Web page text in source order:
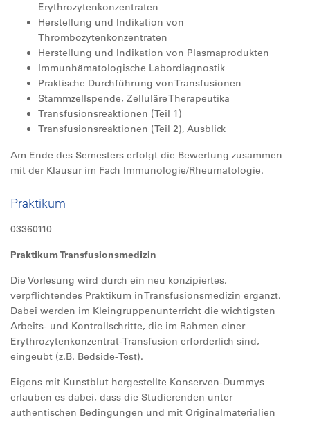
Erythrozytenkonzentraten
Herstellung und Indikation von
Thrombozytenkonzentraten
Herstellung und Indikation von Plasmaprodukten
Immunhämatologische Labordiagnostik
Praktische Durchführung von Transfusionen
Stammzellspende, Zelluläre Therapeutika
Transfusionsreaktionen (Teil 1)
Transfusionsreaktionen (Teil 2), Ausblick
Am Ende des Semesters erfolgt die Bewertung zusammen
mit der Klausur im Fach Immunologie/Rheumatologie.
Praktikum
03360110
Praktikum Transfusionsmedizin
Die Vorlesung wird durch ein neu konzipiertes,
verpflichtendes Praktikum in Transfusionsmedizin ergänzt.
Dabei werden im Kleingruppenunterricht die wichtigsten
Arbeits- und Kontrollschritte, die im Rahmen einer
Erythrozytenkonzentrat-Transfusion erforderlich sind,
eingeübt (z.B. Bedside-Test).
Eigens mit Kunstblut hergestellte Konserven-Dummys
erlauben es dabei, dass die Studierenden unter
authentischen Bedingungen und mit Originalmaterialien